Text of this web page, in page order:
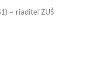
– riaditeľ ZUŠ